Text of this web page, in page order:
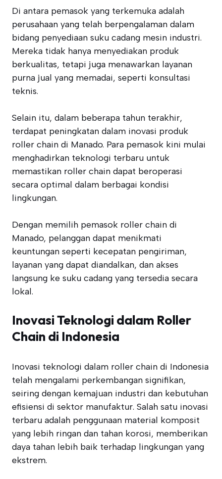
Di antara pemasok yang terkemuka adalah
perusahaan yang telah berpengalaman dalam
bidang penyediaan suku cadang mesin industri.
Mereka tidak hanya menyediakan produk
berkualitas, tetapi juga menawarkan layanan
purna jual yang memadai, seperti konsultasi
teknis.
Selain itu, dalam beberapa tahun terakhir,
terdapat peningkatan dalam inovasi produk
roller chain di Manado. Para pemasok kini mulai
menghadirkan teknologi terbaru untuk
memastikan roller chain dapat beroperasi
secara optimal dalam berbagai kondisi
lingkungan.
Dengan memilih pemasok roller chain di
Manado, pelanggan dapat menikmati
keuntungan seperti kecepatan pengiriman,
layanan yang dapat diandalkan, dan akses
langsung ke suku cadang yang tersedia secara
lokal.
Inovasi Teknologi dalam Roller
Chain di Indonesia
Inovasi teknologi dalam roller chain di Indonesia
telah mengalami perkembangan signifikan,
seiring dengan kemajuan industri dan kebutuhan
efisiensi di sektor manufaktur. Salah satu inovasi
terbaru adalah penggunaan material komposit
yang lebih ringan dan tahan korosi, memberikan
daya tahan lebih baik terhadap lingkungan yang
ekstrem.